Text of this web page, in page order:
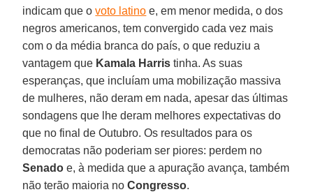
indicam que ovoto latino e, em menor medida, o dos
negros americanos, tem convergido cada vez mais
com o da média branca do país, o que reduziu a
vantagem que Kamala Harris tinha. As suas
esperanças, que incluíam uma mobilização massiva
de mulheres, não deram em nada, apesar das últimas
sondagens que lhe deram melhores expectativas do
que no final de Outubro. Os resultados para os
democratas não poderiam ser piores: perdem no
Senado e, à medida que a apuração avança, também
não terão maioria noCongresso.